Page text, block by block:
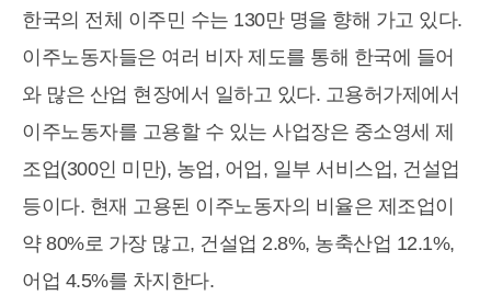
한국의 전체 이주민 수는 130만 명을 향해 가고 있다.
이주노동자들은 여러 비자 제도를 통해 한국에 들어
와 많은 산업 현장에서 일하고 있다. 고용허가제에서
이주노동자를 고용할 수 있는 사업장은 중소영세 제
조업(300인 미만), 농업, 어업, 일부 서비스업, 건설업
등이다. 현재 고용된 이주노동자의 비율은 제조업이
약 80%로 가장 많고, 건설업 2.8%, 농축산업 12.1%,
어업 4.5%를 차지한다.